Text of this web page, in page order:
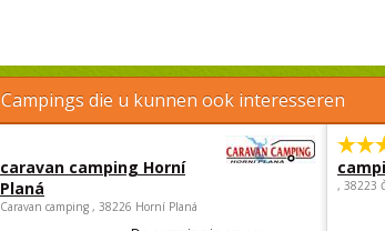
Campings die u kunnen ook interesseren
caravan camping Horní
Planá
Caravan camping , 38226 Horní Planá
, 38223